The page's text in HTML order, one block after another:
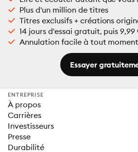
Plus d'un million de titres
Titres exclusifs + créations
14 jours d'essai gratuit, puis 9,99
Annulation facile à tout moment
Essayer
ENTREPRISE
À propos
Carrières
Investisseurs
Presse
Durabilité